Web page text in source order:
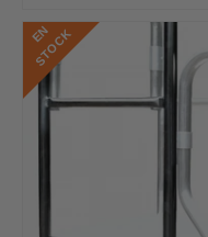
E
N
S
T
O
C
K